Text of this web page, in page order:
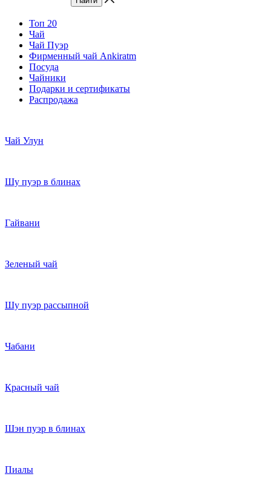
Топ 20
Чай
Чай Пуэр
Фирменный чай Ankiratm
Посуда
Чайники
Подарки и сертификаты
Распродажа
Чай Улун
Шу пуэр в блинах
Гайвани
Зеленый чай
Шу пуэр рассыпной
Чабани
Красный чай
Шэн пуэр в блинах
Пиалы